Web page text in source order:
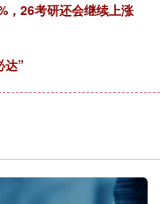
，26考研还会继续上涨
达”